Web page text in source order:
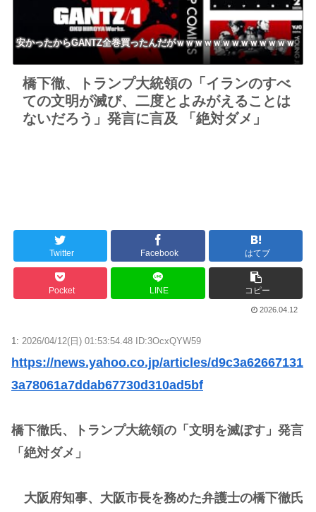
安かったからGANTZ全巻買ったんだがｗｗｗｗｗｗｗｗｗｗｗｗｗ
橋下徹、トランプ大統領の「イランのすべ
ての文明が滅び、二度とよみがえることは
ないだろう」発言に言及 「絶対ダメ」
Twitter Facebook はてブ
Pocket LINE コピー
2026.04.12
1: 2026/04/12(日) 01:53:54.48 ID:3OcxQYW59
https://news.yahoo.co.jp/articles/d9c3a62667131
3a78061a7ddab67730d310ad5bf
橋下徹氏、トランプ大統領の「文明を滅ぼす」発言
「絶対ダメ」
大阪府知事、大阪市長を務めた弁護士の橋下徹氏